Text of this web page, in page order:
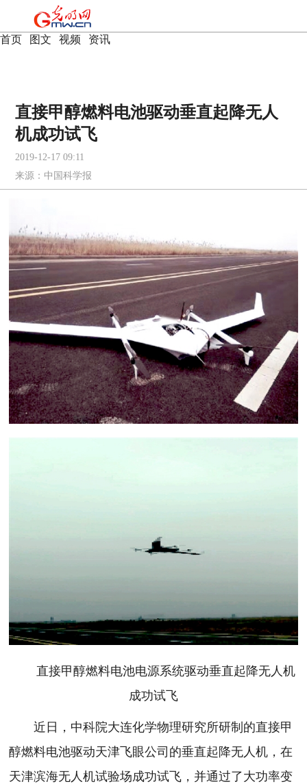
首页 图文 视频 资讯
直接甲醇燃料电池驱动垂直起降无人
机成功试飞
2019-12-17 09:11
来源： 中国科学报
直接甲醇燃料电池电源系统驱动垂直起降无人机
成功试飞
近日，中科院大连化学物理研究所研制的直接甲
醇燃料电池驱动天津飞眼公司的垂直起降无人机，在
天津滨海无人机试验场成功试飞，并通过了大功率变